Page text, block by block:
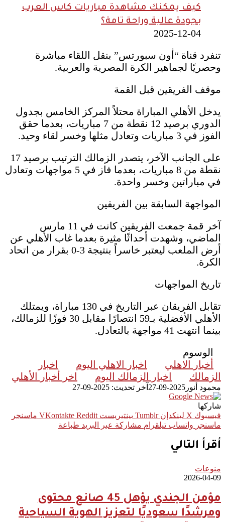
كيف يمكنك مشاهدة مباريات كاس العرب
بجودة عالية وراحة تامة؟
2025-12-04
تنفرد قناة “أون سبورتس” بنقل اللقاء مباشرة
وحصريًا لجماهير الكرة المصرية والعربية.
موقف الفريقين قبل القمة
يدخل الأهلي المباراة محتلاً المركز الخامس بجدول
الدوري برصيد 12 نقطة من 7 مباريات، بعدما حقق
الفوز في 3 مباريات وتعادل مثلها وخسر لقاء وحيد.
على الجانب الآخر، يتصدر الزمالك الترتيب برصيد 17
نقطة من 8 مباريات، بعدما فاز في 5 مواجهات وتعادل
في مباراتين وخسر واحدة.
المواجهة السابقة بين الفريقين
آخر قمة جمعت الفريقين كانت في 11 مارس
الماضي، وشهدت أحداثًا مثيرة بعدما غاب الأهلي عن
أرض الملعب ليعتبر خاسراً بنتيجة 3-0 بقرار من اتحاد
الكرة.
تاريخ المواجهات
تقابل الفريقان عبر التاريخ في 130 مباراة، ويمتلك
الأهلي الأفضلية بـ59 انتصارًا مقابل 30 فوزًا للزمالك،
بينما انتهت 41 مواجهة بالتعادل.
الوسوم
أخبار الاهلي
اخبار الاهلي اليوم
اخبار
الزمالك
اخبار الزمالك اليوم اخر أخبار الأهلي
محمود أنور 2025-09-27 آخر تحديث: 2025-09-27
شاركها
فيسبوك ‫X لينكدإن بينتيريست
ماسنجر
ماسنجر واتساب تيلقرام مشاركة عبر البريد طباعة
أقرأ التالي
منوعات
2026-04-09
مؤمن الجندي يؤهل 45 صانع محتوى
ومرشدًا سعوديًا لتعزيز الهوية السياحية